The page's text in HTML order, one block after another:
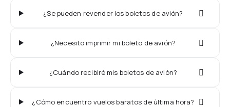
¿Se pueden revender los boletos de avión?
¿Necesito imprimir mi boleto de avión?
¿Cuándo recibiré mis boletos de avión?
¿Cómo encuentro vuelos baratos de última hora?